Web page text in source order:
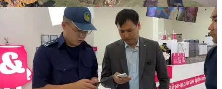
спецоперация АФМ и КНБ: в
области задержали 13 человек